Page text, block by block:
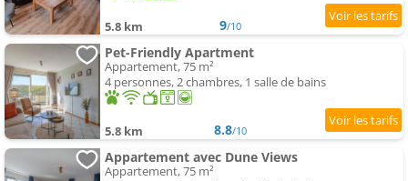
5.8 km 9/10
Pet-Friendly Apartment
Appartement, 75 m²
4 personnes, 2 chambres, 1 salle de bains
5.8 km 8.8/10
Appartement avec Dune Views
Appartement, 75 m²